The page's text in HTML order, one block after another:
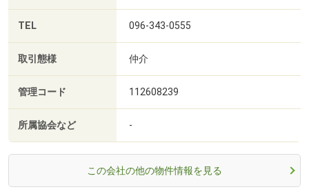
TEL 096-343-0555
取引態様 仲介
管理コード 112608239
所属協会など -
この会社の他の物件情報を見る